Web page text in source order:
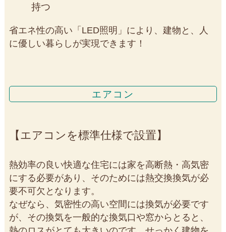
持つ
省エネ性の高い「LED照明」により、建物と、人
に優しい暮らしが実現できます！
エアコン
エアコンを標準仕様で設置
熱効率の良い快適な住宅には家を高断熱・高気密
にする必要があり、そのためには熱交換換気が必
要不可欠となります。
なぜなら、気密性の高い空間には換気が必要です
が、その換気を一般的な換気口や窓からとると、